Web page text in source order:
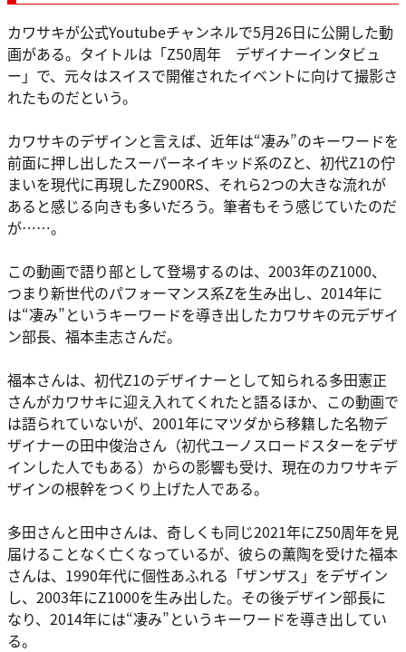
カワサキが公式Youtubeチャンネルで5月26日に公開した動
画がある。タイトルは「Z50周年 デザイナーインタビュ
ー」で、元々はスイスで開催されたイベントに向けて撮影さ
れたものだという。
カワサキのデザインと言えば、近年は“凄み”のキーワードを
前面に押し出したスーパーネイキッド系のZと、初代Z1の佇
まいを現代に再現したZ900RS、それら2つの大きな流れが
あると感じる向きも多いだろう。筆者もそう感じていたのだ
が……。
この動画で語り部として登場するのは、2003年のZ1000、
つまり新世代のパフォーマンス系Zを生み出し、2014年に
は“凄み”というキーワードを導き出したカワサキの元デザイ
ン部長、福本圭志さんだ。
福本さんは、初代Z1のデザイナーとして知られる多田憲正
さんがカワサキに迎え入れてくれたと語るほか、この動画で
は語られていないが、2001年にマツダから移籍した名物デ
ザイナーの田中俊治さん（初代ユーノスロードスターをデザ
インした人でもある）からの影響も受け、現在のカワサキデ
ザインの根幹をつくり上げた人である。
多田さんと田中さんは、奇しくも同じ2021年にZ50周年を見
届けることなく亡くなっているが、彼らの薫陶を受けた福本
さんは、1990年代に個性あふれる「ザンザス」をデザイン
し、2003年にZ1000を生み出した。その後デザイン部長に
なり、2014年には“凄み”というキーワードを導き出してい
る。